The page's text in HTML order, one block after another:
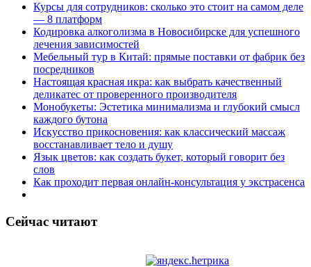
Курсы для сотрудников: сколько это стоит на самом деле
— 8 платформ
Кодировка алкоголизма в Новосибирске для успешного
лечения зависимостей
Мебельный тур в Китай: прямые поставки от фабрик без
посредников
Настоящая красная икра: как выбрать качественный
деликатес от проверенного производителя
Монобукеты: Эстетика минимализма и глубокий смысл
каждого бутона
Искусство прикосновения: как классический массаж
восстанавливает тело и душу
Язык цветов: как создать букет, который говорит без
слов
Как проходит первая онлайн-консультация у экстрасенса
Сейчас читают